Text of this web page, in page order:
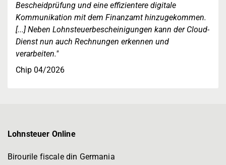
Bescheidprüfung und eine effizientere digitale
Kommunikation mit dem Finanzamt hinzugekommen.
[...] Neben Lohnsteuerbescheinigungen kann der Cloud-
Dienst nun auch Rechnungen erkennen und
verarbeiten."
Chip 04/2026
Lohnsteuer Online
Birourile fiscale din Germania